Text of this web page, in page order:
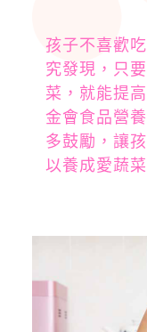
孩子不喜歡
究發現，只
菜，就能提
金會食品營
多鼓勵，讓
以養成愛蔬